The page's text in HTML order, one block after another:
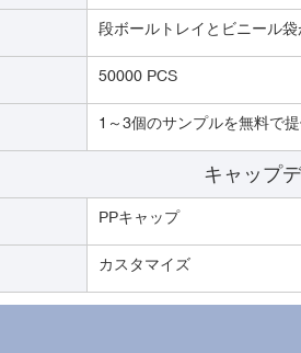
段ボールトレイとビニール
50000 PCS
1～3個のサンプルを無料で
キャップデ
PPキャップ
カスタマイズ